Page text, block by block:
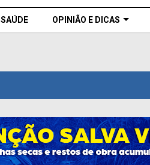
SAÚDE OPINIÃO E DICAS